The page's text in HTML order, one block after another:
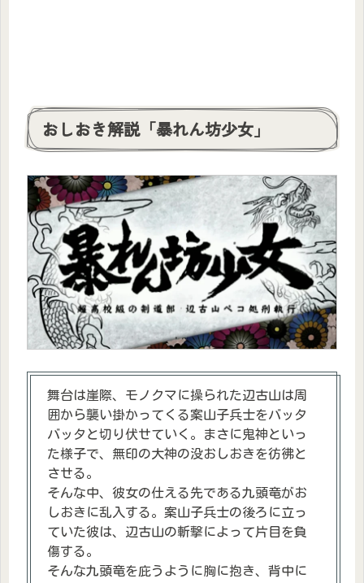
おしおき解説「暴れん坊少女」
舞台は崖際、モノクマに操られた辺古山は周
囲から襲い掛かってくる案山子兵士をバッタ
バッタと切り伏せていく。まさに鬼神といっ
た様子で、無印の大神の没おしおきを彷彿と
させる。
そんな中、彼女の仕える先である九頭竜がお
しおきに乱入する。案山子兵士の後ろに立っ
ていた彼は、辺古山の斬撃によって片目を負
傷する。
そんな九頭竜を庇うように胸に抱き、背中に